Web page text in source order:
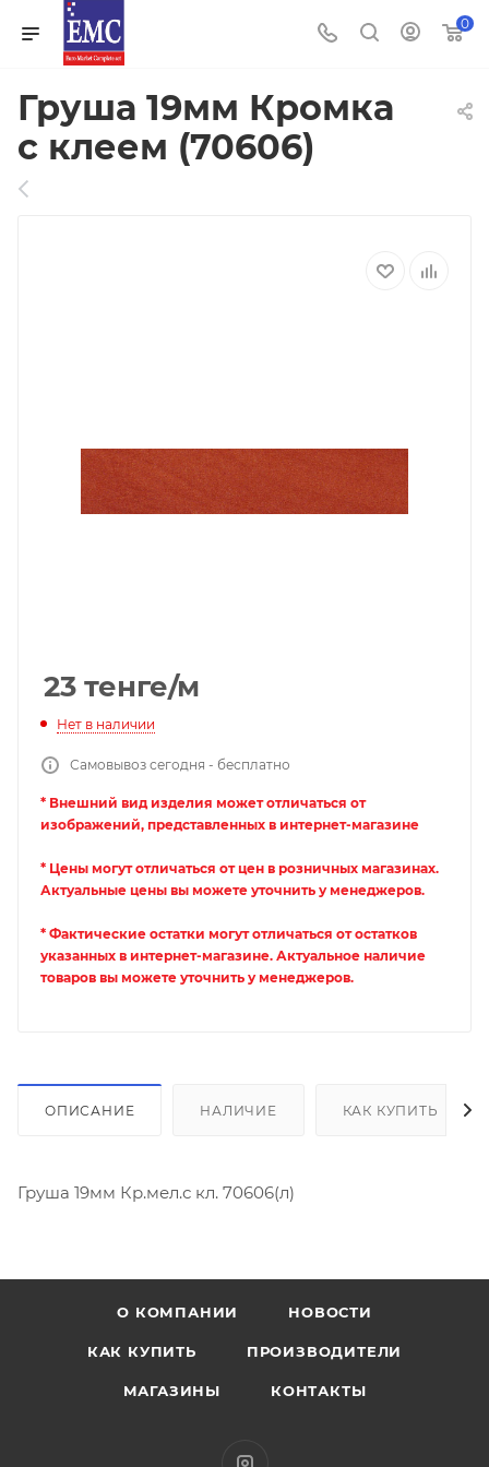
0
Груша 19мм Кромка
с клеем (70606)
23 тенге/м
Нет в наличии
Самовывоз сегодня - бесплатно
* Внешний вид изделия может отличаться от
изображений, представленных в интернет-магазине
* Цены могут отличаться от цен в розничных магазинах.
Актуальные цены вы можете уточнить у менеджеров.
* Фактические остатки могут отличаться от остатков
указанных в интернет-магазине. Актуальное наличие
товаров вы можете уточнить у менеджеров.
ОПИСАНИЕ НАЛИЧИЕ КАК КУПИТЬ
Груша 19мм Кр.мел.с кл. 70606(л)
О КОМПАНИИ НОВОСТИ
КАК КУПИТЬ ПРОИЗВОДИТЕЛИ
МАГАЗИНЫ КОНТАКТЫ